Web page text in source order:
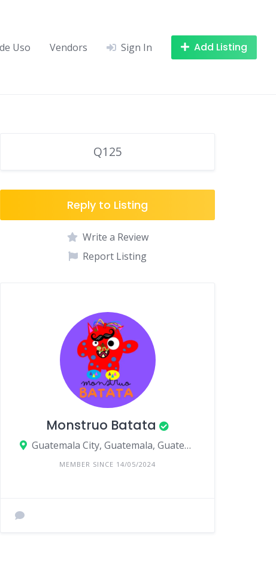
Uso Vendors Sign In Add Listing
Q125
Reply to Listing
Write a Review
Report Listing
Monstruo Batata
Guatemala City, Guatemala, Guatemala
MEMBER SINCE 14/05/2024